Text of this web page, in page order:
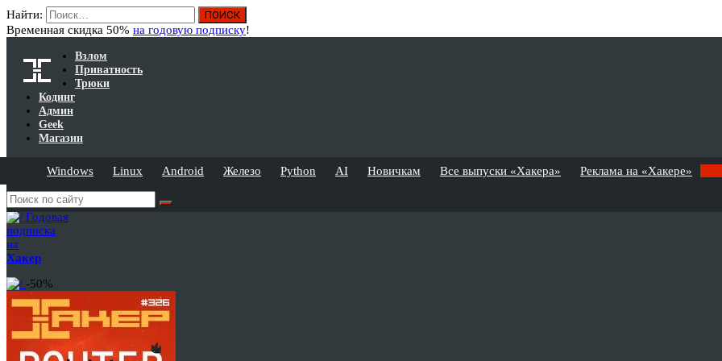
Найти:
Временная скидка 50% на годовую подписку!
Взлом
Приватность
Трюки
Кодинг
Админ
Geek
Магазин
Windows Linux Android Железо Python AI Новичкам Все выпуски «Хакера» Реклама на «Хакере»
Годовая
подписка
на
Хакер
-50%